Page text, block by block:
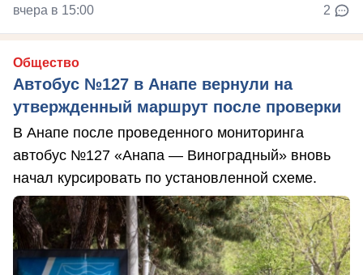
вчера в 15:00 2
Общество
Автобус №127 в Анапе вернули на
утвержденный маршрут после проверки
В Анапе после проведенного мониторинга
автобус №127 «Анапа — Виноградный» вновь
начал курсировать по установленной схеме.